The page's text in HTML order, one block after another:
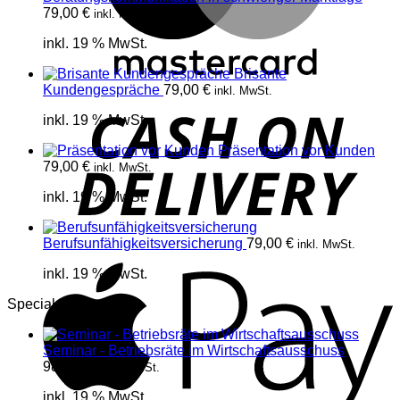
79,00 € inkl. MwSt.
inkl. 19 % MwSt.
Brisante
Kundengespräche 79,00 € inkl. MwSt.
inkl. 19 % MwSt.
Präsentation vor Kunden
79,00 € inkl. MwSt.
inkl. 19 % MwSt.
Berufsunfähigkeitsversicherung 79,00 € inkl. MwSt.
inkl. 19 % MwSt.
Specials
Seminar - Betriebsräte im Wirtschaftsausschuss
980,00
inkl. MwSt.